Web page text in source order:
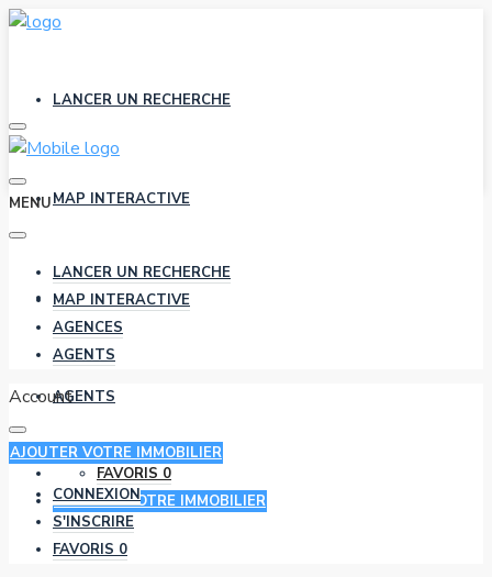
LANCER UN RECHERCHE
MAP INTERACTIVE
AGENCES
AGENTS
FAVORIS 0
AJOUTER VOTRE IMMOBILIER
MENU
LANCER UN RECHERCHE
MAP INTERACTIVE
AGENCES
AGENTS
Account
AJOUTER VOTRE IMMOBILIER
CONNEXION
S'INSCRIRE
FAVORIS 0